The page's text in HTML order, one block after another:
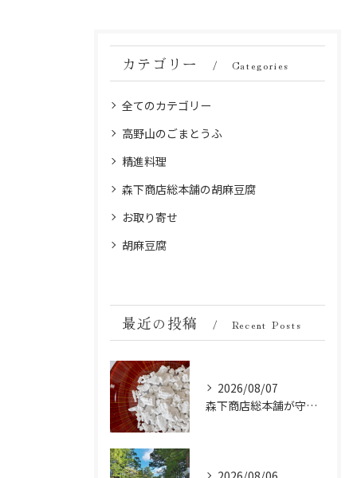
カテゴリー Categories
全てのカテゴリー
高野山のごまとうふ
精進料理
森下商店総本舗の胡麻豆腐
お取り寄せ
胡麻豆腐
最近の投稿 Recent Posts
2026/08/07
森下商店総本舗が守り続ける伝統の胡麻豆腐に使う吉野葛の純度と効能